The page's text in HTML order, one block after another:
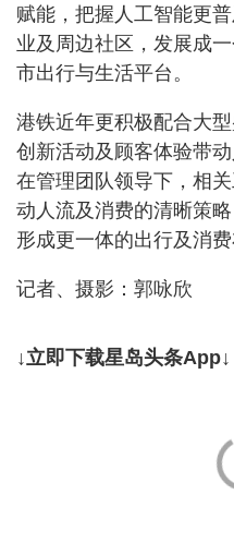
赋能，把握人工智能更
业及周边社区，发展成
市出行与生活平台。
港铁近年更积极配合大
创新活动及顾客体验带
在管理团队领导下，相
动人流及消费的清晰策
形成更一体的出行及消费
记者、摄影：郭咏欣
↓立即下载星岛头条App↓